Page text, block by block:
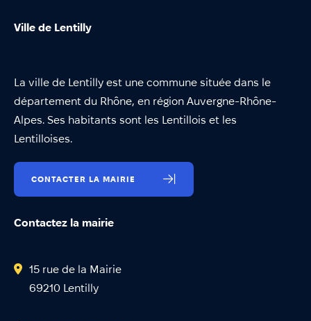
Ville de Lentilly
La ville de Lentilly est une commune située dans le
département du Rhône, en région Auvergne-Rhône-
Alpes. Ses habitants sont les Lentillois et les
Lentilloises.
CONTACTER LA MAIRIE
Contactez la mairie
15 rue de la Mairie
69210 Lentilly